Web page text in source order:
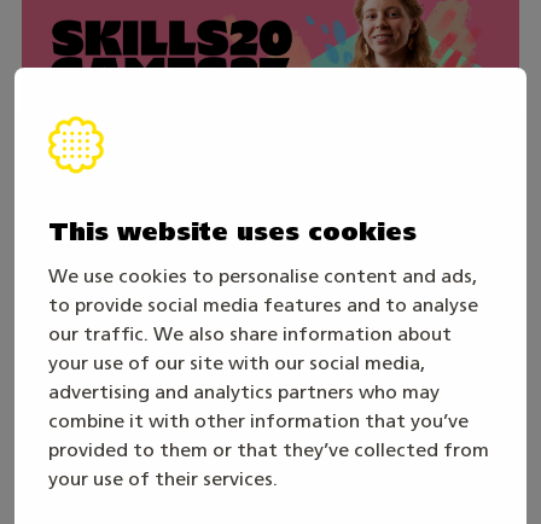
This website uses cookies
We use cookies to personalise content and ads,
to provide social media features and to analyse
our traffic. We also share information about
your use of our site with our social media,
advertising and analytics partners who may
combine it with other information that you’ve
provided to them or that they’ve collected from
your use of their services.
30. juli
Skills Games 2027-året inleds – följ den
direktsända öppningssändningen
onsdagen den 19.8